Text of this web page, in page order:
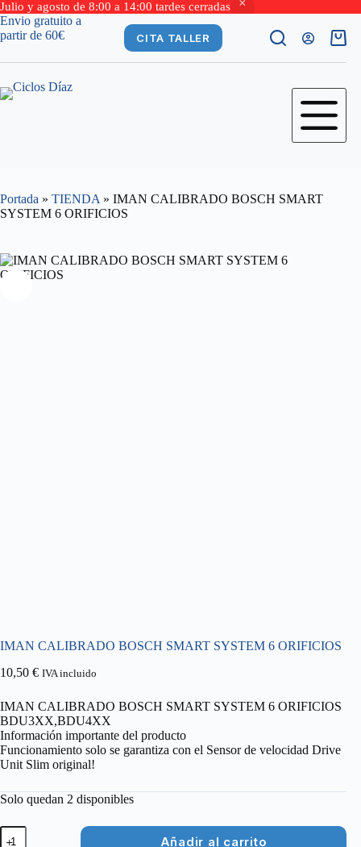
Julio y agosto de 8:00 a 14:00 tardes cerradas
Saltar
al
Envio gratuito a
partir de 60€
CITA TALLER
Carro
Portada » TIENDA » IMAN CALIBRADO BOSCH SMART
SYSTEM 6 ORIFICIOS
IMAN CALIBRADO BOSCH SMART SYSTEM 6 ORIFICIOS
10,50 € IVA incluido
IMAN CALIBRADO BOSCH SMART SYSTEM 6 ORIFICIOS
BDU3XX,BDU4XX
Información importante del producto
Funcionamiento solo se garantiza con el Sensor de velocidad Drive
Unit Slim original!
Solo quedan 2 disponibles
IMAN
Añadir al carrito